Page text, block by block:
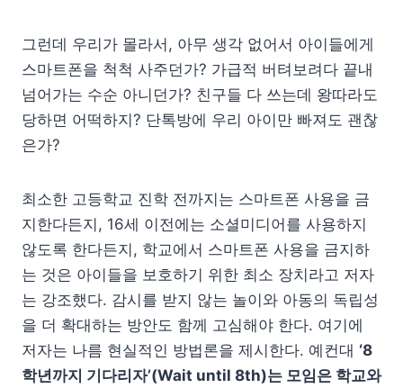
그런데 우리가 몰라서, 아무 생각 없어서 아이들에게
스마트폰을 척척 사주던가? 가급적 버텨보려다 끝내
넘어가는 수순 아니던가? 친구들 다 쓰는데 왕따라도
당하면 어떡하지? 단톡방에 우리 아이만 빠져도 괜찮
은가?
최소한 고등학교 진학 전까지는 스마트폰 사용을 금
지한다든지, 16세 이전에는 소셜미디어를 사용하지
않도록 한다든지, 학교에서 스마트폰 사용을 금지하
는 것은 아이들을 보호하기 위한 최소 장치라고 저자
는 강조했다. 감시를 받지 않는 놀이와 아동의 독립성
을 더 확대하는 방안도 함께 고심해야 한다. 여기에
저자는 나름 현실적인 방법론을 제시한다. 예컨대 ‘8
학년까지 기다리자’(Wait until 8th)는 모임은 학교와